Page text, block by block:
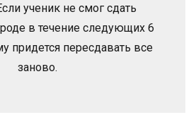
ученик не смог сдать
в течение следующих 6
придется пересдавать все
заново.